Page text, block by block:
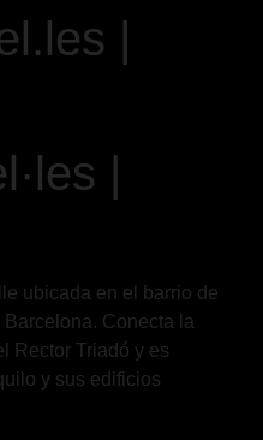
|
|
ubicada en el barrio de
Conecta la
Rector Triadó y es
y sus edificios